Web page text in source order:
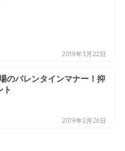
2018年3月22日
のバレンタインマナー！抑
ト
2018年2月26日